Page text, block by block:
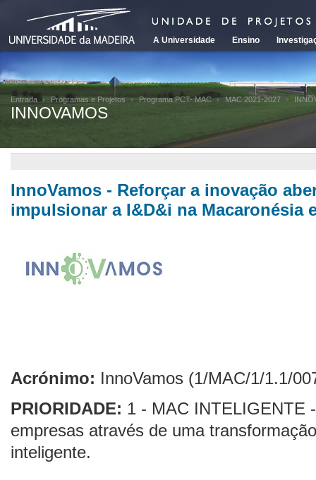
A Universidade Ensino
Entrada Programas e Projetos Programa PCT- MAC MAC 2021-2027
INNOVAMOS
InnoVamos - Reforçar a inovação
impulsionar a I&D&i na Macaronésia
Acrónimo: InnoVamos (1/MAC/1/1.1/
PRIORIDADE: 1 - MAC INTELIGENTE
empresas através de uma
inteligente.